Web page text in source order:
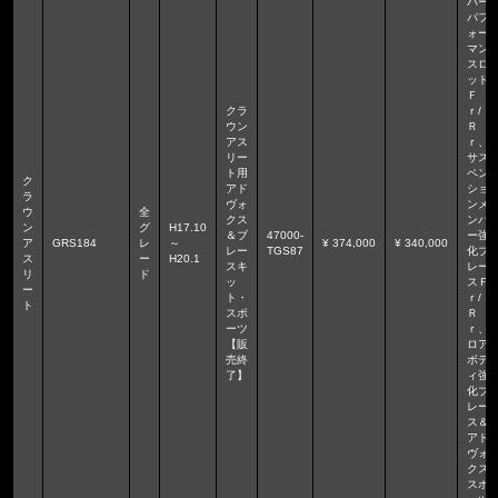
ク
ラ
ウ
ン
ア
ス
リ
ー
ト
GRS184
全
グ
レ
ー
ド
H17.10
～
H20.1
クラ
ウン
アス
リー
ト用
アド
ヴォ
クス
＆ブ
レー
スキ
ッ
ト・
スポ
ーツ
【販
売終
了】
47000-
TGS87
¥ 374,000 ¥ 340,000
パフ
ォー
マン
スロ
ッド
Ｆ
ｒ/
Ｒ
ｒ、
サス
ペン
ショ
ンメ
ンバ
ー強
化ブ
レー
スＦ
ｒ/
Ｒ
ｒ、
ロア
ボデ
ィ強
化ブ
レー
ス＆
アド
ヴォ
クス
スポ